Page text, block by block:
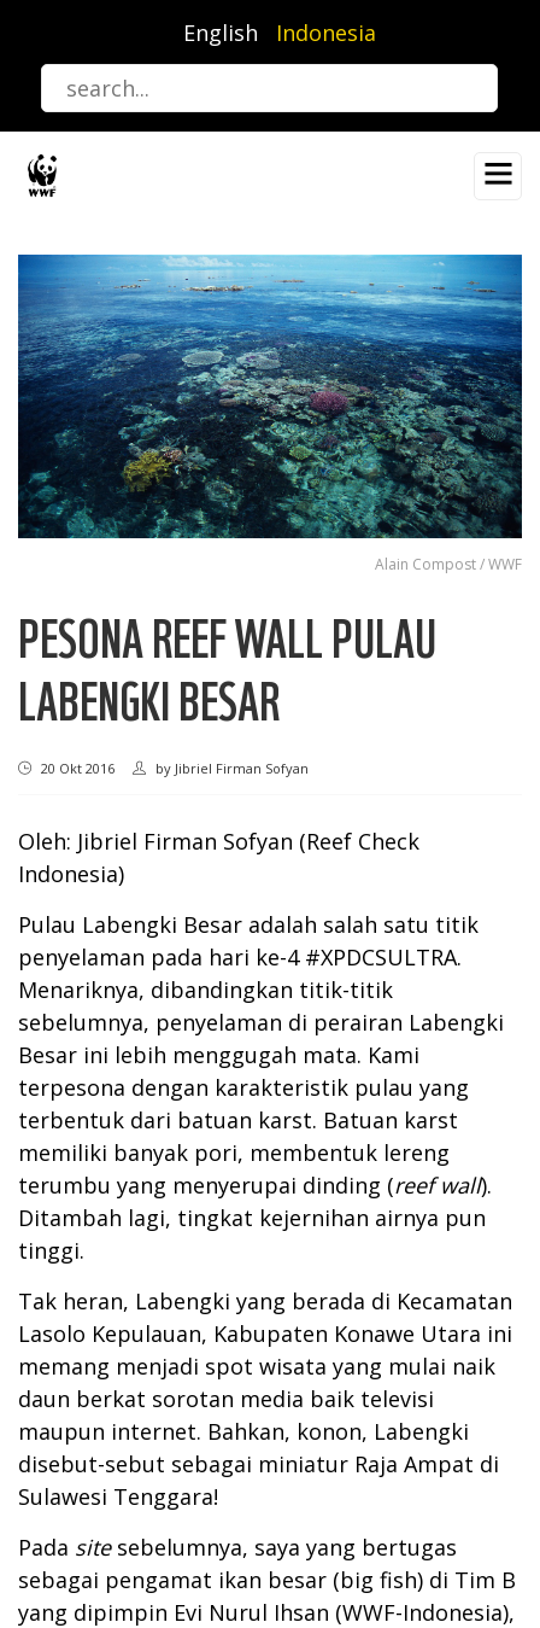
utama
English Indonesia
Alain Compost / WWF
PESONA REEF WALL PULAU
LABENGKI BESAR
20 Okt 2016 by Jibriel Firman Sofyan
Oleh: Jibriel Firman Sofyan (Reef Check
Indonesia)
Pulau Labengki Besar adalah salah satu titik
penyelaman pada hari ke-4 #XPDCSULTRA.
Menariknya, dibandingkan titik-titik
sebelumnya, penyelaman di perairan Labengki
Besar ini lebih menggugah mata. Kami
terpesona dengan karakteristik pulau yang
terbentuk dari batuan karst. Batuan karst
memiliki banyak pori, membentuk lereng
terumbu yang menyerupai dinding (reef wall).
Ditambah lagi, tingkat kejernihan airnya pun
tinggi.
Tak heran, Labengki yang berada di Kecamatan
Lasolo Kepulauan, Kabupaten Konawe Utara ini
memang menjadi spot wisata yang mulai naik
daun berkat sorotan media baik televisi
maupun internet. Bahkan, konon, Labengki
disebut-sebut sebagai miniatur Raja Ampat di
Sulawesi Tenggara!
Pada site sebelumnya, saya yang bertugas
sebagai pengamat ikan besar (big fish) di Tim B
yang dipimpin Evi Nurul Ihsan (WWF-Indonesia),